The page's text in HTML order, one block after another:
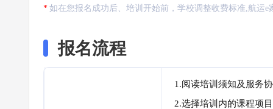
如在您报名成功后、培训开始前，学校调整收费标准,航运
报名流程
1.阅读培训须知及服务
2.选择培训内的课程项目